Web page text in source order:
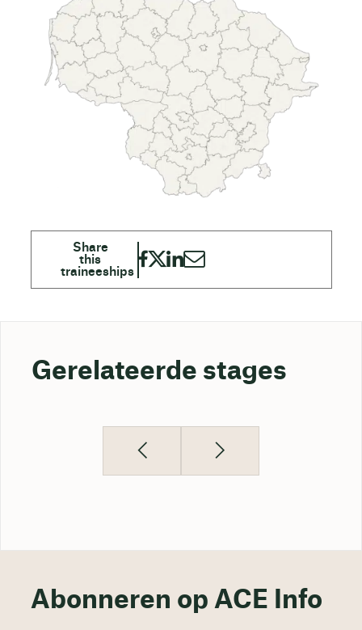
Gerelateerde stages
Abonneren op ACE Info